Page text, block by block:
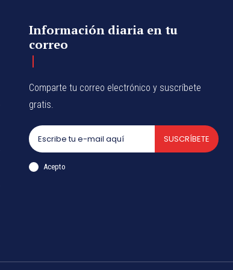
Información diaria en tu
correo
Comparte tu correo electrónico y suscríbete
gratis.
SUSCRÍBETE
Acepto